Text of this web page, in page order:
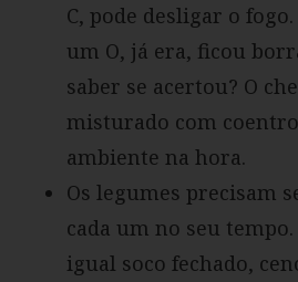
C, pode desligar o
um O, já era, ficou
saber se acertou? O
misturado com
ambiente na hora.
Os legumes precisam
cada um no seu
igual soco fechado,